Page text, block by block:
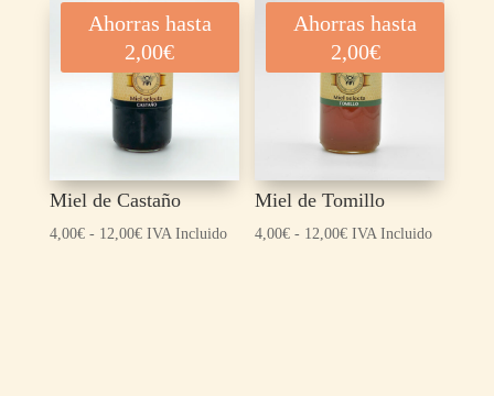
desde
4,00€
hasta
12,00€
desde
4,00€
hasta
12,00€
Ahorras hasta
2,00€
Miel de Castaño
4,00€ - 12,00€Rango
IVA Incluido
Ahorras hasta
2,00€
Miel de Tomillo
4,00€ - 12,00€Rango
IVA Incluido